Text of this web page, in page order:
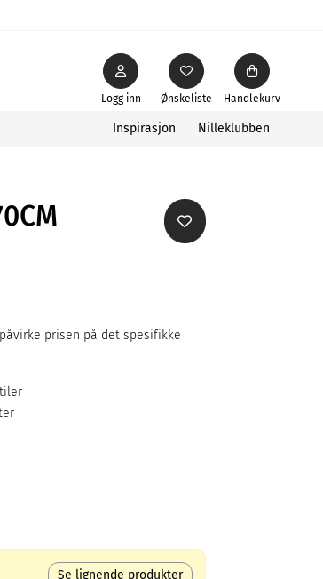
Ønskeliste
Logg inn Handlekurv
Inspirasjon Nilleklubben
prisen på det spesifikke
Se lignende produkter